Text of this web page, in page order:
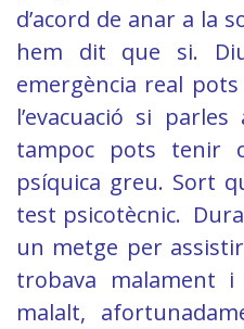
d’acord de anar a la
hem dit que si.
emergència real pots
l’evacuació si
tampoc pots tenir
psíquica greu. Sort
test psicotècnic.
un metge per
trobava malament i
malalt,